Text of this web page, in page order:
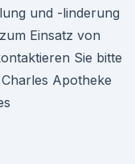
und -linderung
Einsatz von
Sie bitte
Apotheke